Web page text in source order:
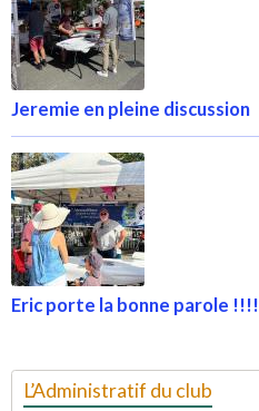
Jeremie en pleine discussion
Eric porte la bonne parole !!!!
L’Administratif du club